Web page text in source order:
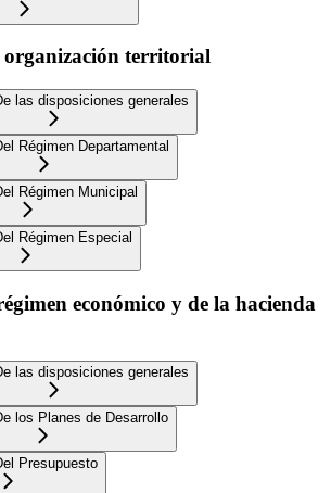
territorial
las disposiciones generales
Régimen Departamental
Régimen Municipal
Régimen Especial
económico y de la hacienda
las disposiciones generales
los Planes de Desarrollo
Presupuesto